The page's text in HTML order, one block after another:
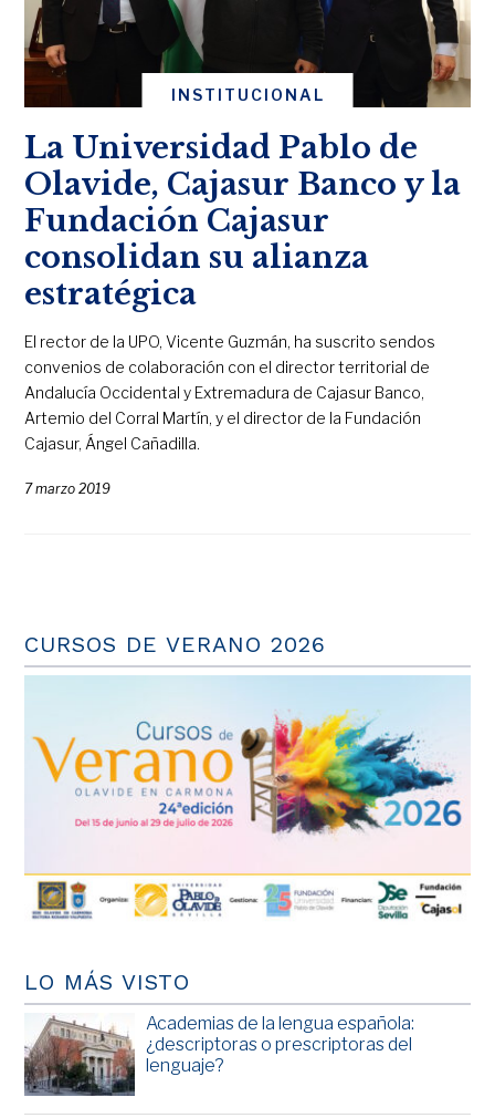
INSTITUCIONAL
La Universidad Pablo de
Olavide, Cajasur Banco y la
Fundación Cajasur
consolidan su alianza
estratégica
El rector de la UPO, Vicente Guzmán, ha suscrito sendos
convenios de colaboración con el director territorial de
Andalucía Occidental y Extremadura de Cajasur Banco,
Artemio del Corral Martín, y el director de la Fundación
Cajasur, Ángel Cañadilla.
7 marzo 2019
CURSOS DE VERANO 2026
LO MÁS VISTO
Academias de la lengua española:
¿descriptoras o prescriptoras del
lenguaje?